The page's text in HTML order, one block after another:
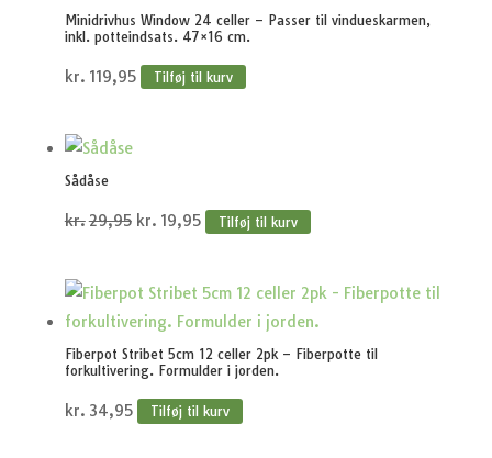
Minidrivhus Window 24 celler – Passer til vindueskarmen,
inkl. potteindsats. 47×16 cm.
kr. 119,95 Tilføj til kurv
Sådåse
kr.29,95 Den
kr.29,95.
kr. 19,95Den
kr.19,95.
Tilføj til kurv
Fiberpot Stribet 5cm 12 celler 2pk – Fiberpotte til
forkultivering. Formulder i jorden.
kr. 34,95 Tilføj til kurv